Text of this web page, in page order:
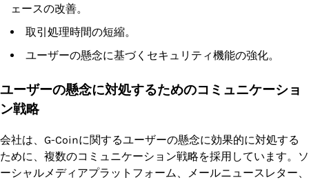
ェースの改善。
取引処理時間の短縮。
ユーザーの懸念に基づくセキュリティ機能の強化。
ユーザーの懸念に対処するためのコミュニケーショ
ン戦略
会社は、G-Coinに関するユーザーの懸念に効果的に対処する
ために、複数のコミュニケーション戦略を採用しています。ソ
ーシャルメディアプラットフォーム、メールニュースレター、